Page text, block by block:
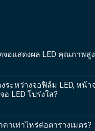
จอแสดงผล LED คุณภาพสูง
ก
ส
ระหว่างจอฟิล์ม LED, หน้า
LED โปร่งใส?
คาเท่าไหร่ต่อตารางเมตร?